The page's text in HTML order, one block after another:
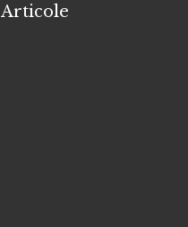
Articole